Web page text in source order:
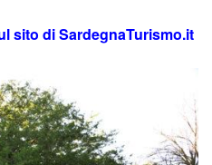
sito di SardegnaTurismo.it